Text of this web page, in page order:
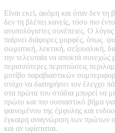
Είναι εκεί, ακόμη και όταν δεν τη
δεν τη βλέπει κανείς, τόσο πιο
ανυπολόγιστες συνέπειες. Ο
παίρνει διάφορες μορφές, όπως
σωματική, λεκτική, σεξουαλική,
την τελευταία να αποκτά συνεχώς
περισσότερες περιπτώσεις
μοτίβο παραβιαστικών
στόχο να διατηρήσει τον έλεγχο
στα πρώτα του στάδια μπορεί να
πρώτο και πιο ουσιαστικό βήμα
φαινομένου της έμφυλης και
έγκαιρη αναγνώριση των πρώτων
και αν υφίσταται.